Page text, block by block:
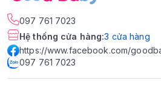
097 761 7023
Hệ thống cửa hàng:3 cửa hàng
https://www.facebook.com/
097 761 7023